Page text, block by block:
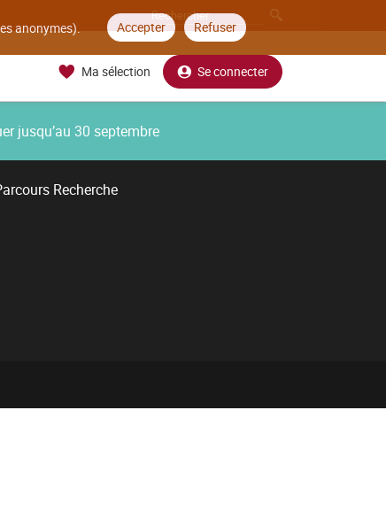
anonymes). Accepter Refuser
Ma sélection Se connecter
jusqu’au 30 septembre
Recherche